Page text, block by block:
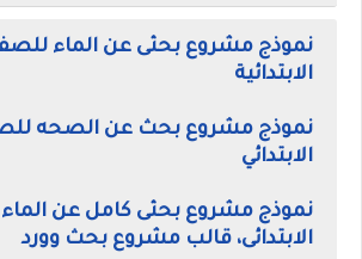
نموذج مشروع بحثى عن الماء
الابتدائية
نموذج مشروع بحث عن الصحه
الابتدائي
نموذج مشروع بحثى كامل عن
الابتدائى، قالب مشروع بحث وورد